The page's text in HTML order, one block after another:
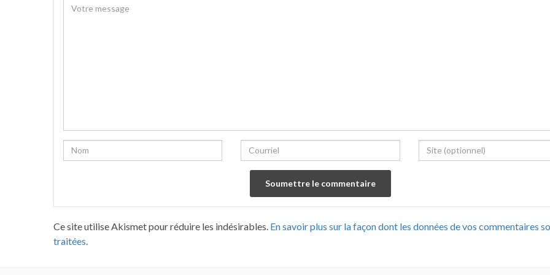
Ce site utilise Akismet pour réduire les indésirables. En savoir plus sur la façon dont les données de vos commentaires
traitées